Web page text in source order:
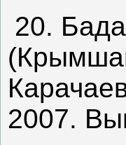
20.
2007.